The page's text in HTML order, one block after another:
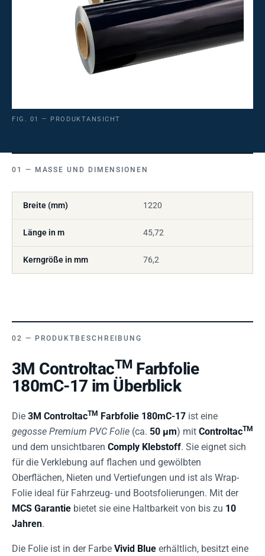
FIG. 01 — PRODUKTANSICHT
MASSE UND DIMENSIONEN
Breite (mm) 1220
Länge in m 45,72
Kerngröße in mm 76,2
PRODUKTBESCHREIBUNG
3M ControltacTM Farbfolie
180mC-17 im Überblick
Die 3M ControltacTM Farbfolie 180mC-17 ist eine
gegosse Premium PVC Folie (ca. 50 µm) mit ControltacTM
und dem unsichtbaren Comply Klebstoff. Sie eignet sich
für die Verklebung auf flachen und gewölbten
Oberflächen, Nieten und Vertiefungen und ist als Wrap-
Folie ideal für Fahrzeug- und Bootsfolierungen. Mit der
MCS Garantie bietet sie eine Haltbarkeit von bis zu 10
Jahren.
Die Folie ist in der Farbe Vivid Blue erhältlich, besitzt eine